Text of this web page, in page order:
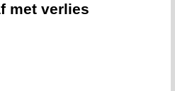
met verlies